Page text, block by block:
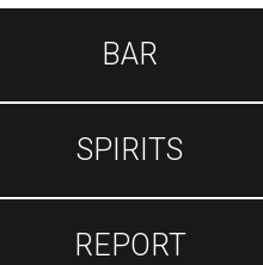
BAR
SPIRITS
REPORT